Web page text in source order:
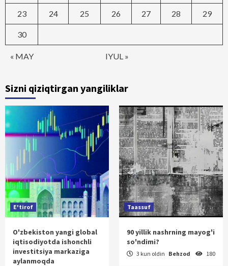
« MAY IYUL »
23 24 25 26 27 28 29
30
Sizni qiziqtirgan yangiliklar
E'tirof
O'zbekiston yangi global
iqtisodiyotda ishonchli
investitsiya markaziga
aylanmoqda
Taassuf
90 yillik nashrning mayog'i
so'ndimi?
3 kun oldin Behzod 180